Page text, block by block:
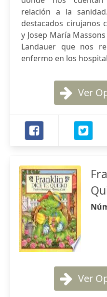
relación a la
destacados cirujanos
y Josep María
Landauer que nos
enfermo en los
Ver
Ver